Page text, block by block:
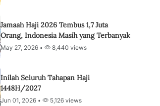
Jamaah Haji 2026 Tembus 1,7 Juta
Orang, Indonesia Masih yang Terbanyak
May 27, 2026 • 8,440 views
Inilah Seluruh Tahapan Haji
1448H/2027
Jun 01, 2026 • 5,126 views